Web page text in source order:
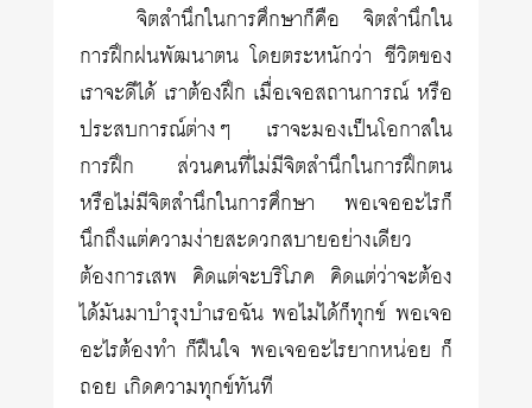
จิตสำนึกในการศึกษาก็คือ จิตสำนึกใน
การฝึกฝนพัฒนาตน โดยตระหนักว่า ชีวิตของ
เราจะดีได้ เราต้องฝึก เมื่อเจอสถานการณ์ หรือ
ประสบการณ์ต่างๆ เราจะมองเป็นโอกาสใน
การฝึก ส่วนคนที่ไม่มีจิตสำนึกในการฝึกตน
หรือไม่มีจิตสำนึกในการศึกษา พอเจออะไรก็
นึกถึงแต่ความง่ายสะดวกสบายอย่างเดียว
ต้องการเสพ คิดแต่จะบริโภค คิดแต่ว่าจะต้อง
ได้มันมาบำรุงบำเรอฉัน พอไม่ได้ก็ทุกข์ พอเจอ
อะไรต้องทำ ก็ฝืนใจ พอเจออะไรยากหน่อย ก็
ถอย เกิดความทุกข์ทันที